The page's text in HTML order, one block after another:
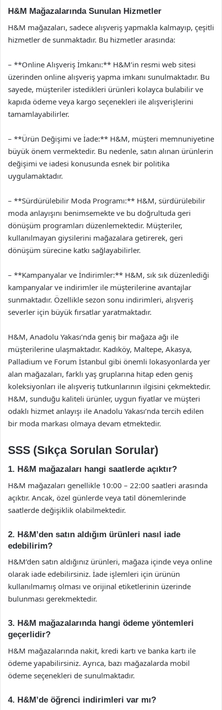
H&M Mağazalarında Sunulan Hizmetler
H&M mağazaları, sadece alışveriş yapmakla kalmayıp, çeşitli
hizmetler de sunmaktadır. Bu hizmetler arasında:
– **Online Alışveriş İmkanı:** H&M’in resmi web sitesi
üzerinden online alışveriş yapma imkanı sunulmaktadır. Bu
sayede, müşteriler istedikleri ürünleri kolayca bulabilir ve
kapıda ödeme veya kargo seçenekleri ile alışverişlerini
tamamlayabilirler.
– **Ürün Değişimi ve İade:** H&M, müşteri memnuniyetine
büyük önem vermektedir. Bu nedenle, satın alınan ürünlerin
değişimi ve iadesi konusunda esnek bir politika
uygulamaktadır.
– **Sürdürülebilir Moda Programı:** H&M, sürdürülebilir
moda anlayışını benimsemekte ve bu doğrultuda geri
dönüşüm programları düzenlemektedir. Müşteriler,
kullanılmayan giysilerini mağazalara getirerek, geri
dönüşüm sürecine katkı sağlayabilirler.
– **Kampanyalar ve İndirimler:** H&M, sık sık düzenlediği
kampanyalar ve indirimler ile müşterilerine avantajlar
sunmaktadır. Özellikle sezon sonu indirimleri, alışveriş
severler için büyük fırsatlar yaratmaktadır.
H&M, Anadolu Yakası’nda geniş bir mağaza ağı ile
müşterilerine ulaşmaktadır. Kadıköy, Maltepe, Akasya,
Palladium ve Forum İstanbul gibi önemli lokasyonlarda yer
alan mağazaları, farklı yaş gruplarına hitap eden geniş
koleksiyonları ile alışveriş tutkunlarının ilgisini çekmektedir.
H&M, sunduğu kaliteli ürünler, uygun fiyatlar ve müşteri
odaklı hizmet anlayışı ile Anadolu Yakası’nda tercih edilen
bir moda markası olmaya devam etmektedir.
SSS (Sıkça Sorulan Sorular)
1. H&M mağazaları hangi saatlerde açıktır?
H&M mağazaları genellikle 10:00 – 22:00 saatleri arasında
açıktır. Ancak, özel günlerde veya tatil dönemlerinde
saatlerde değişiklik olabilmektedir.
2. H&M’den satın aldığım ürünleri nasıl iade
edebilirim?
H&M’den satın aldığınız ürünleri, mağaza içinde veya online
olarak iade edebilirsiniz. İade işlemleri için ürünün
kullanılmamış olması ve orijinal etiketlerinin üzerinde
bulunması gerekmektedir.
3. H&M mağazalarında hangi ödeme yöntemleri
geçerlidir?
H&M mağazalarında nakit, kredi kartı ve banka kartı ile
ödeme yapabilirsiniz. Ayrıca, bazı mağazalarda mobil
ödeme seçenekleri de sunulmaktadır.
4. H&M’de öğrenci indirimleri var mı?